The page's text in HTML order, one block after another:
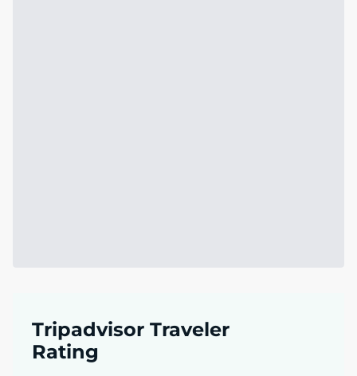
Tripadvisor Traveler
Rating